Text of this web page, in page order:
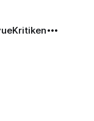
Kritiken